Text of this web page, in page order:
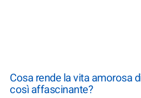
Cosa rende la vita amorosa
così affascinante?